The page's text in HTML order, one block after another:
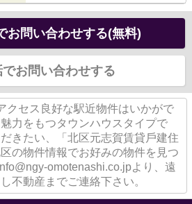
お問い合わせする(無料)
でお問い合わせする
クセス良好な駅近物件はいかがで
力をもつタウンハウスタイプで
きたい、「北区元志賀賃貸⼾建住
の物件情報でお好みの物件を見つ
omotenashi.co.jpより、遠
不動産までご連絡下さい。